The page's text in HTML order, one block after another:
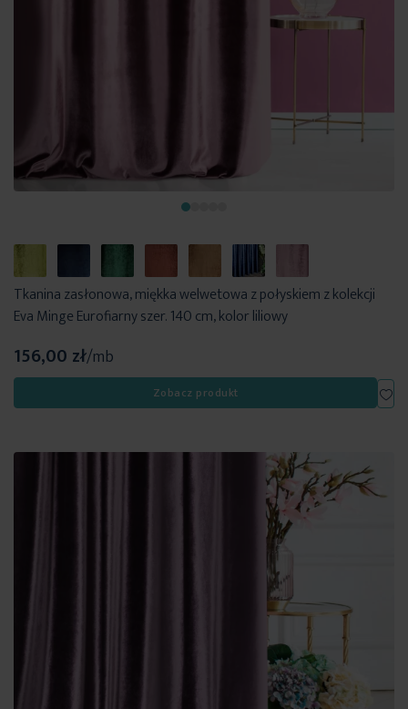
Tkanina zasłonowa, miękka welwetowa z połyskiem z kolekcji
Eva Minge Eurofiarny szer. 140 cm, kolor liliowy
156,00 zł/mb
Zobacz produkt